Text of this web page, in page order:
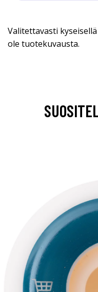
Valitettavasti
ole tuotekuvausta.